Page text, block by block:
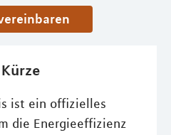
ist ein offizielles
die Energieeffizienz